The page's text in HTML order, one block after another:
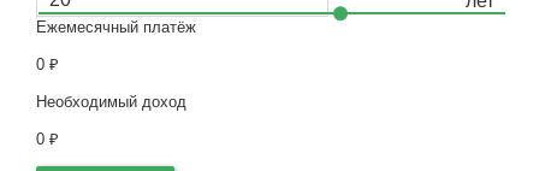
Ежемесячный платёж
0 ₽
Необходимый доход
0 ₽